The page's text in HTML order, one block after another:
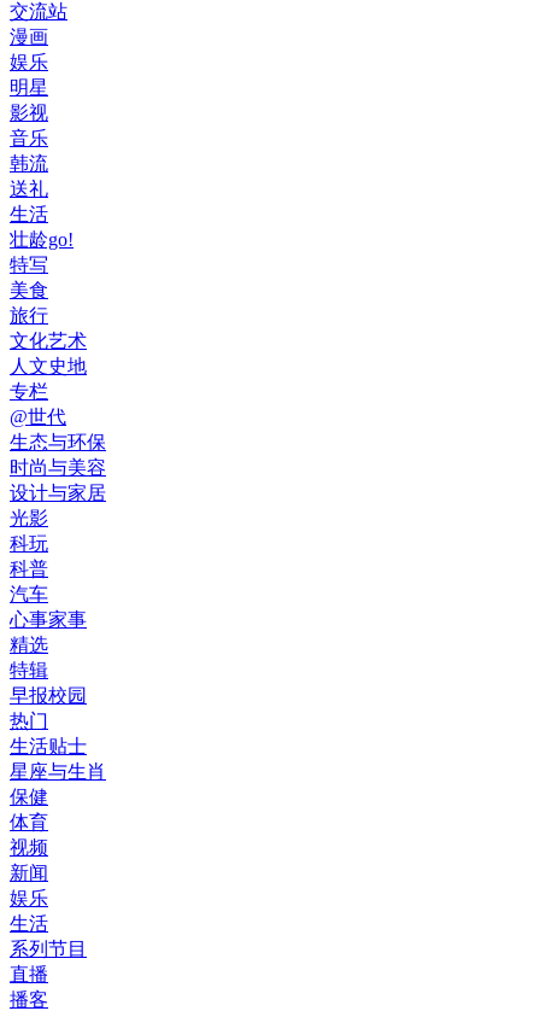
交流站
漫画
娱乐
明星
影视
音乐
韩流
送礼
生活
壮龄go!
特写
美食
旅行
文化艺术
人文史地
专栏
@世代
生态与环保
时尚与美容
设计与家居
光影
科玩
科普
汽车
心事家事
精选
特辑
早报校园
热门
生活贴士
星座与生肖
保健
体育
视频
新闻
娱乐
生活
系列节目
直播
播客